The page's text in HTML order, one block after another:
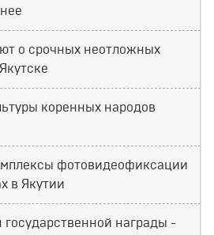
о срочных неотложных
коренных народов
фотовидеофиксации
в Якутии
государственной награды -